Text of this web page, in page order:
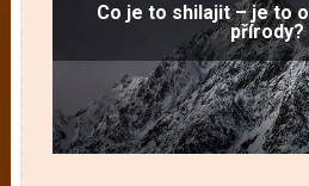
Co je to shilajit – je to
přírody?